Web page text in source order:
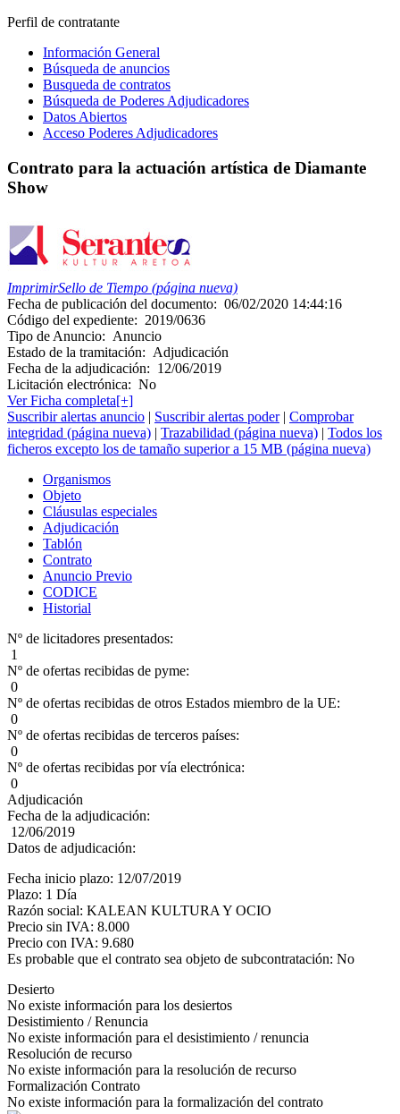
Perfil de contratante
Información General
Búsqueda de anuncios
Busqueda de contratos
Búsqueda de Poderes Adjudicadores
Datos Abiertos
Acceso Poderes Adjudicadores
Contrato para la actuación artística de Diamante
Show
ImprimirSello de Tiempo (página nueva)
Fecha de publicación del documento: 06/02/2020 14:44:16
Código del expediente: 2019/0636
Tipo de Anuncio: Anuncio
Estado de la tramitación: Adjudicación
Fecha de la adjudicación: 12/06/2019
Licitación electrónica: No
Ver Ficha completa[+]
Suscribir alertas anuncio | Suscribir alertas poder| Comprobar
integridad (página nueva) | Trazabilidad (página nueva) | Todos los
ficheros excepto los de tamaño superior a 15 MB (página nueva)
Organismos
Objeto
Cláusulas especiales
Adjudicación
Tablón
Contrato
Anuncio Previo
CODICE
Historial
Nº de licitadores presentados:
1
Nº de ofertas recibidas de pyme:
0
Nº de ofertas recibidas de otros Estados miembro de la UE:
0
Nº de ofertas recibidas de terceros países:
0
Nº de ofertas recibidas por vía electrónica:
0
Adjudicación
Fecha de la adjudicación:
12/06/2019
Datos de adjudicación:
Fecha inicio plazo: 12/07/2019
Plazo: 1 Día
Razón social: KALEAN KULTURA Y OCIO
Precio sin IVA: 8.000
Precio con IVA: 9.680
Es probable que el contrato sea objeto de subcontratación: No
Desierto
No existe información para los desiertos
Desistimiento / Renuncia
No existe información para el desistimiento / renuncia
Resolución de recurso
No existe información para la resolución de recurso
Formalización Contrato
No existe información para la formalización del contrato